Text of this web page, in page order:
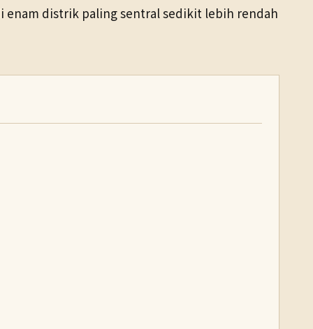
enam distrik paling sentral sedikit lebih rendah